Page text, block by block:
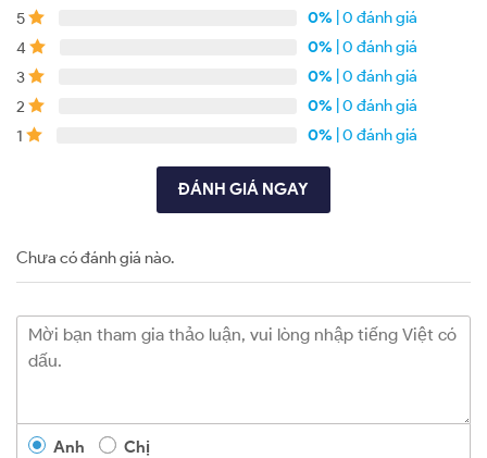
5 0% | 0 đánh giá
4
0% | 0 đánh giá
3
0% | 0 đánh giá
2
0% | 0 đánh giá
1
0% | 0 đánh giá
ĐÁNH GIÁ NGAY
Chưa có đánh giá nào.
Anh Chị